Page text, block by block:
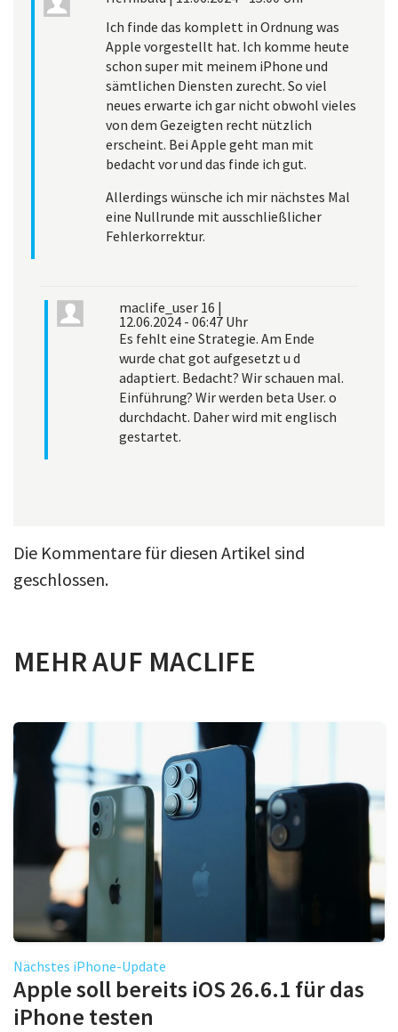
Ich finde das komplett in Ordnung was
Apple vorgestellt hat. Ich komme heute
schon super mit meinem iPhone und
sämtlichen Diensten zurecht. So viel
neues erwarte ich gar nicht obwohl vieles
von dem Gezeigten recht nützlich
erscheint. Bei Apple geht man mit
bedacht vor und das finde ich gut.
Allerdings wünsche ich mir nächstes Mal
eine Nullrunde mit ausschließlicher
Fehlerkorrektur.
maclife_user 16 |
12.06.2024 - 06:47 Uhr
Es fehlt eine Strategie. Am Ende
wurde chat got aufgesetzt u d
adaptiert. Bedacht? Wir schauen mal.
Einführung? Wir werden beta User. o
durchdacht. Daher wird mit englisch
gestartet.
Die Kommentare für diesen Artikel sind
geschlossen.
MEHR AUF MACLIFE
Nächstes iPhone-Update
Apple soll bereits iOS 26.6.1 für das
iPhone testen